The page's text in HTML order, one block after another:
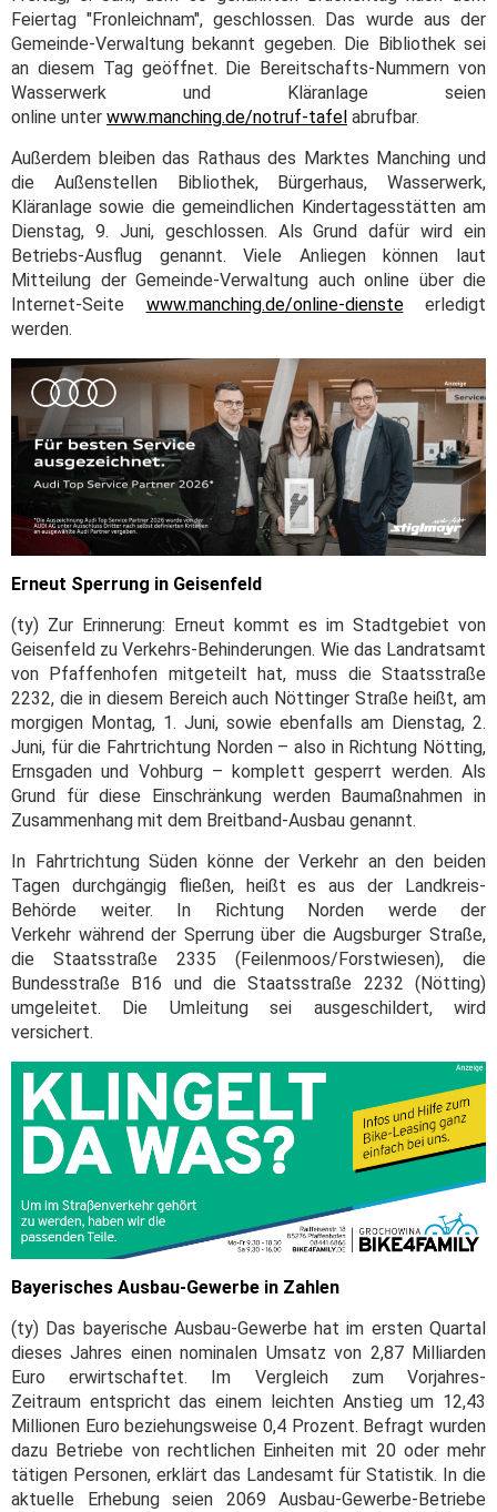
Feiertag "Fronleichnam", geschlossen. Das wurde aus der
Gemeinde-Verwaltung bekannt gegeben. Die Bibliothek sei
an diesem Tag geöffnet. Die Bereitschafts-Nummern von
Wasserwerk und Kläranlage seien
online unter www.manching.de/notruf-tafel abrufbar.
Außerdem bleiben das Rathaus des Marktes Manching und
die Außenstellen Bibliothek, Bürgerhaus, Wasserwerk,
Kläranlage sowie die gemeindlichen Kindertagesstätten am
Dienstag, 9. Juni, geschlossen. Als Grund dafür wird ein
Betriebs-Ausflug genannt. Viele Anliegen können laut
Mitteilung der Gemeinde-Verwaltung auch online über die
Internet-Seite www.manching.de/online-diensteerledigt
werden.
Erneut Sperrung in Geisenfeld
(ty) Zur Erinnerung: Erneut kommt es im Stadtgebiet von
Geisenfeld zu Verkehrs-Behinderungen. Wie das Landratsamt
von Pfaffenhofen mitgeteilt hat, muss die Staatsstraße
2232, die in diesem Bereich auch Nöttinger Straße heißt, am
morgigen Montag, 1. Juni, sowie ebenfalls am Dienstag, 2.
Juni, für die Fahrtrichtung Norden – also in Richtung Nötting,
Ernsgaden und Vohburg – komplett gesperrt werden. Als
Grund für diese Einschränkung werden Baumaßnahmen in
Zusammenhang mit dem Breitband-Ausbau genannt.
In Fahrtrichtung Süden könne der Verkehr an den beiden
Tagen durchgängig fließen, heißt es aus der Landkreis-
Behörde weiter. In Richtung Norden werde der
Verkehr während der Sperrung über die Augsburger Straße,
die Staatsstraße 2335 (Feilenmoos/Forstwiesen), die
Bundesstraße B16 und die Staatsstraße 2232 (Nötting)
umgeleitet. Die Umleitung sei ausgeschildert, wird
versichert.
Bayerisches Ausbau-Gewerbe in Zahlen
(ty) Das bayerische Ausbau-Gewerbe hat im ersten Quartal
dieses Jahres einen nominalen Umsatz von 2,87 Milliarden
Euro erwirtschaftet. Im Vergleich zum Vorjahres-
Zeitraum entspricht das einem leichten Anstieg um 12,43
Millionen Euro beziehungsweise 0,4 Prozent. Befragt wurden
dazu Betriebe von rechtlichen Einheiten mit 20 oder mehr
tätigen Personen, erklärt das Landesamt für Statistik. In die
aktuelle Erhebung seien 2069 Ausbau-Gewerbe-Betriebe